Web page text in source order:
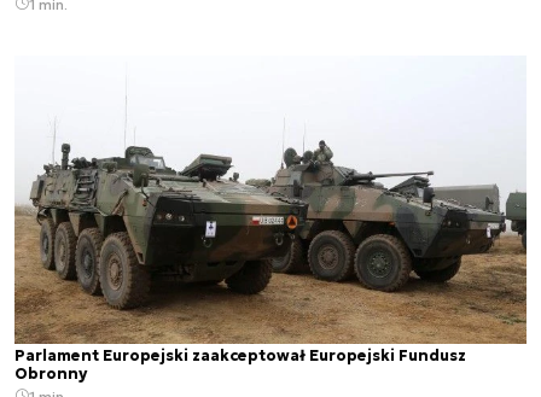
1 min.
Parlament Europejski zaakceptował Europejski Fundusz
Obronny